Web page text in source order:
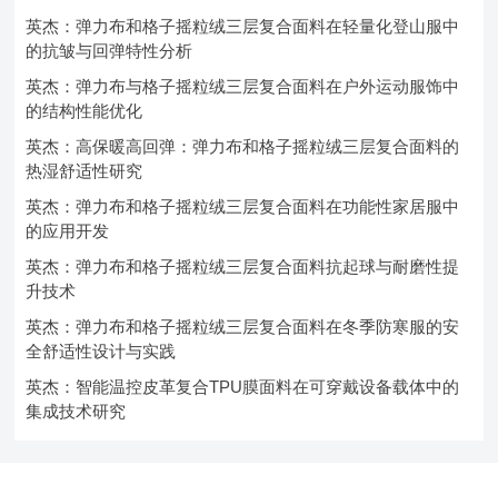
英杰：弹力布和格子摇粒绒三层复合面料在轻量化登山服中
的抗皱与回弹特性分析
英杰：弹力布与格子摇粒绒三层复合面料在户外运动服饰中
的结构性能优化
英杰：高保暖高回弹：弹力布和格子摇粒绒三层复合面料的
热湿舒适性研究
英杰：弹力布和格子摇粒绒三层复合面料在功能性家居服中
的应用开发
英杰：弹力布和格子摇粒绒三层复合面料抗起球与耐磨性提
升技术
英杰：弹力布和格子摇粒绒三层复合面料在冬季防寒服的安
全舒适性设计与实践
英杰：智能温控皮革复合TPU膜面料在可穿戴设备载体中的
集成技术研究